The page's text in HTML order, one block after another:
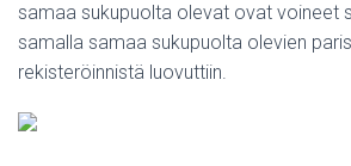
samaa sukupuolta olevat ovat voineet
samalla samaa sukupuolta olevien
rekisteröinnistä luovuttiin.